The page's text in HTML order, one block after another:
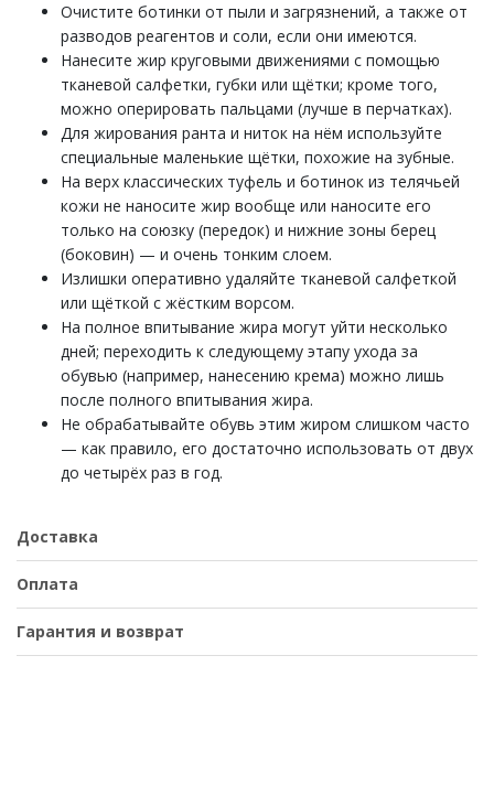
Очистите ботинки от пыли и загрязнений, а также от
разводов реагентов и соли, если они имеются.
Нанесите жир круговыми движениями с помощью
тканевой салфетки, губки или щётки; кроме того,
можно оперировать пальцами (лучше в перчатках).
Для жирования ранта и ниток на нём используйте
специальные маленькие щётки, похожие на зубные.
На верх классических туфель и ботинок из телячьей
кожи не наносите жир вообще или наносите его
только на союзку (передок) и нижние зоны берец
(боковин) — и очень тонким слоем.
Излишки оперативно удаляйте тканевой салфеткой
или щёткой с жёстким ворсом.
На полное впитывание жира могут уйти несколько
дней; переходить к следующему этапу ухода за
обувью (например, нанесению крема) можно лишь
после полного впитывания жира.
Не обрабатывайте обувь этим жиром слишком часто
— как правило, его достаточно использовать от двух
до четырёх раз в год.
Доставка
Оплата
Гарантия и возврат